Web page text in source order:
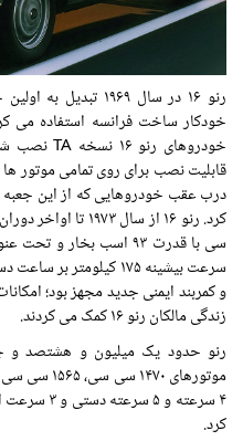
رنو ۱۶ در سال ۱۹۶۹
خودکار ساخت فرانسه استفاده می
درب عقب خودروهایی که از این جعبه
سرعت بیشینه ۱۷۵
و کمربند ایمنی جدید مجهز بود؛
زندگی مالکان رنو ۱۶ کمک می کردند.
۴ سرعته و
کرد.